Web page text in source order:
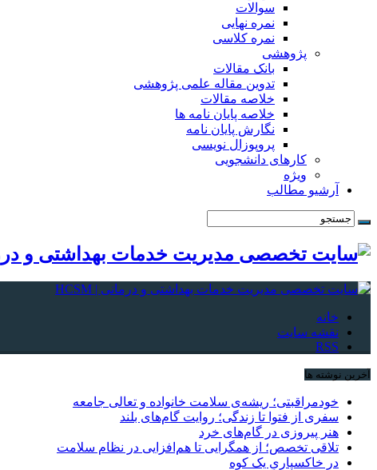
سوالات
نمره نهایی
نمره کلاسی
پژوهشی
بانک مقالات
تدوین مقاله علمی پژوهشی
خلاصه مقالات
خلاصه پایان نامه ها
نگارش پایان نامه
پروپوزال نویسی
کارهای دانشجویی
ویژه
آرشیو مطالب
خانه
نقشه سایت
RSS
آخرین نوشته ها
خودمراقبتی؛ ریشه‌ی سلامت خانواده و تعالی جامعه
سفری از فتوا تا زندگی؛ روایت گام‌های بلند
هنر پیروزی در گام‌های خرد
تلاقی تخصص؛ از همگرایی تا هم‌افزایی در نظام سلامت
در خاکسپاریِ یک کوه